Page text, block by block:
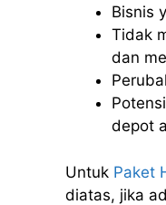
Bisnis
Tidak
dan
depot
Untuk Paket
diatas, jika